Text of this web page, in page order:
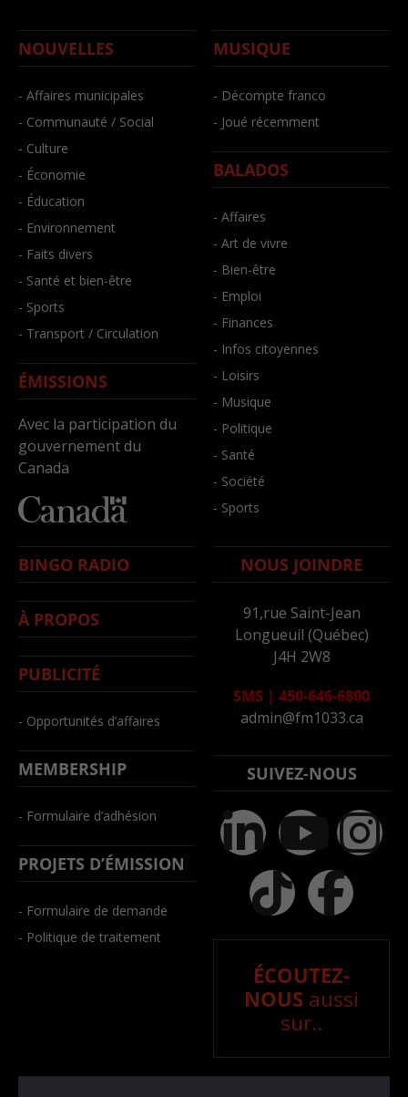
NOUVELLES
- Affaires municipales
- Communauté / Social
- Culture
- Économie
- Éducation
- Environnement
- Faits divers
- Santé et bien-être
- Sports
- Transport / Circulation
ÉMISSIONS
Avec la participation du
gouvernement du
Canada
MUSIQUE
- Décompte franco
- Joué récemment
BALADOS
- Affaires
- Art de vivre
- Bien-être
- Emploi
- Finances
- Infos citoyennes
- Loisirs
- Musique
- Politique
- Santé
- Société
- Sports
BINGO RADIO
À PROPOS
PUBLICITÉ
- Opportunités d’affaires
MEMBERSHIP
- Formulaire d’adhésion
PROJETS D’ÉMISSION
- Formulaire de demande
- Politique de traitement
NOUS JOINDRE
91,rue Saint-Jean
Longueuil (Québec)
J4H 2W8
SMS | 450-646-6800
admin@fm1033.ca
SUIVEZ-NOUS
ÉCOUTEZ-
NOUS aussi
sur..